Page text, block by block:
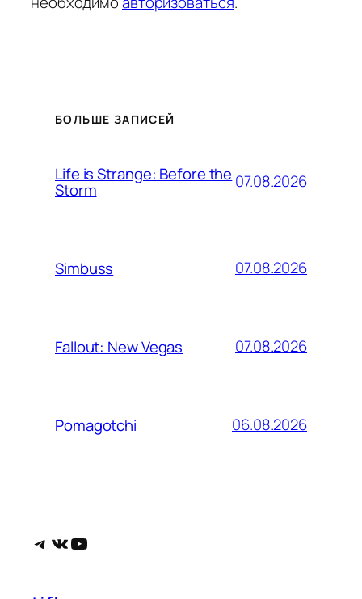
БОЛЬШЕ ЗАПИСЕЙ
Life is Strange: Before the
Storm 07.08.2026
Simbuss 07.08.2026
Fallout: New Vegas 07.08.2026
Pomagotchi 06.08.2026
Telegram
ВКонтакте
YouTube